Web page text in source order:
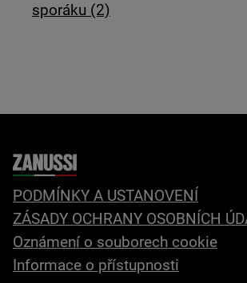
sporáku (2)
PODMÍNKY A USTANOVENÍ
ZÁSADY OCHRANY OSOBNÍCH
Oznámení o souborech cookie
Informace o přístupnosti